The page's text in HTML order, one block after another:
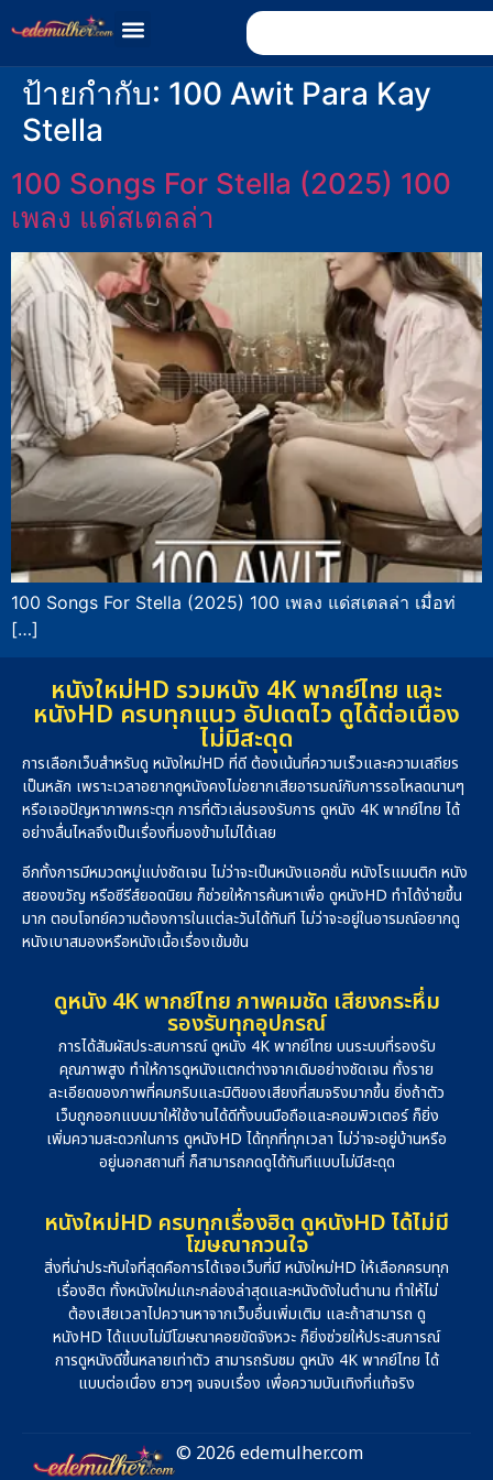
ป้ายกำกับ: 100 Awit Para Kay
Stella
100 Songs For Stella (2025) 100
เพลง แด่สเตลล่า
100 Songs For Stella (2025) 100 เพลง แด่สเตลล่า เมื่อท่
[…]
หนังใหม่HD รวมหนัง 4K พากย์ไทย และ
หนังHD ครบทุกแนว อัปเดตไว ดูได้ต่อเนื่อง
ไม่มีสะดุด
การเลือกเว็บสำหรับดู หนังใหม่HD ที่ดี ต้องเน้นที่ความเร็วและความเสถียร
เป็นหลัก เพราะเวลาอยากดูหนังคงไม่อยากเสียอารมณ์กับการรอโหลดนานๆ
หรือเจอปัญหาภาพกระตุก การที่ตัวเล่นรองรับการ ดูหนัง 4K พากย์ไทย ได้
อย่างลื่นไหลจึงเป็นเรื่องที่มองข้ามไม่ได้เลย
อีกทั้งการมีหมวดหมู่แบ่งชัดเจน ไม่ว่าจะเป็นหนังแอคชั่น หนังโรแมนติก หนัง
สยองขวัญ หรือซีรีส์ยอดนิยม ก็ช่วยให้การค้นหาเพื่อ ดูหนังHD ทำได้ง่ายขึ้น
มาก ตอบโจทย์ความต้องการในแต่ละวันได้ทันที ไม่ว่าจะอยู่ในอารมณ์อยากดู
หนังเบาสมองหรือหนังเนื้อเรื่องเข้มข้น
ดูหนัง 4K พากย์ไทย ภาพคมชัด เสียงกระหึ่ม
รองรับทุกอุปกรณ์
การได้สัมผัสประสบการณ์ ดูหนัง 4K พากย์ไทย บนระบบที่รองรับ
คุณภาพสูง ทำให้การดูหนังแตกต่างจากเดิมอย่างชัดเจน ทั้งราย
ละเอียดของภาพที่คมกริบและมิติของเสียงที่สมจริงมากขึ้น ยิ่งถ้าตัว
เว็บถูกออกแบบมาให้ใช้งานได้ดีทั้งบนมือถือและคอมพิวเตอร์ ก็ยิ่ง
เพิ่มความสะดวกในการ ดูหนังHD ได้ทุกที่ทุกเวลา ไม่ว่าจะอยู่บ้านหรือ
อยู่นอกสถานที่ ก็สามารถกดดูได้ทันทีแบบไม่มีสะดุด
หนังใหม่HD ครบทุกเรื่องฮิต ดูหนังHD ได้ไม่มี
โฆษณากวนใจ
สิ่งที่น่าประทับใจที่สุดคือการได้เจอเว็บที่มี หนังใหม่HD ให้เลือกครบทุก
เรื่องฮิต ทั้งหนังใหม่แกะกล่องล่าสุดและหนังดังในตำนาน ทำให้ไม่
ต้องเสียเวลาไปควานหาจากเว็บอื่นเพิ่มเติม และถ้าสามารถ ดู
หนังHD ได้แบบไม่มีโฆษณาคอยขัดจังหวะ ก็ยิ่งช่วยให้ประสบการณ์
การดูหนังดีขึ้นหลายเท่าตัว สามารถรับชม ดูหนัง 4K พากย์ไทย ได้
แบบต่อเนื่อง ยาวๆ จนจบเรื่อง เพื่อความบันเทิงที่แท้จริง
© 2026 edemulher.com